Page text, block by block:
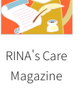
RINA's Care
Magazine